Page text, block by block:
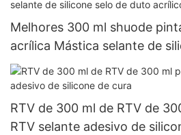
Melhores 300 ml shuode
acrílica Mástica selante de
acrílico à base de água
RTV de 300 ml de RTV de
RTV selante adesivo de